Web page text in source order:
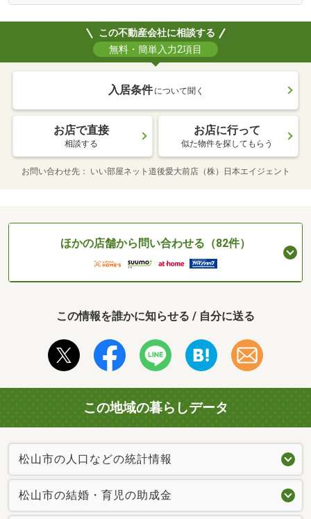
この不動産会社に相談する
無料・簡単入力2項目
入居条件 について聞く
お店で直接
相談する
お店に行って
似た物件を探してもらう
お問い合わせ先 いい部屋ネット道後愛大前店（株）日本エイジェント
ほかの店舗から問い合わせる（82件）
この情報を誰かに知らせる / 自分に送る
この地域の暮らしデータ
松山市の人口などの統計情報
松山市の結婚・育児の助成金